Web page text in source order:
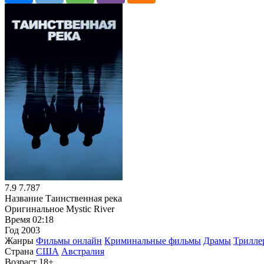
7.9 7.787
Название Таинственная река
Оригинальное Mystic River
Время 02:18
Год 2003
Жанры Фильмы онлайн Криминальные фильмы Драмы
Страна США Австралия
Возраст 18+